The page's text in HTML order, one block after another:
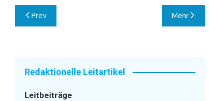
Beitragsnavigation
Prev Mehr
Redaktionelle Leitartikel
Leitbeiträge